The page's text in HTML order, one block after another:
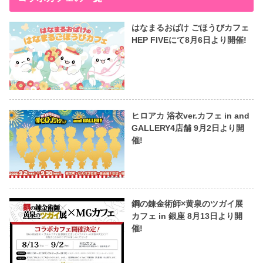
はなまるおばけ ごほうびカフェ
HEP FIVEにて8月6日より開催!
ヒロアカ 浴衣ver.カフェ in and
GALLERY4店舗 9月2日より開
催!
鋼の錬金術師×黄泉のツガイ展
カフェ in 銀座 8月13日より開
催!